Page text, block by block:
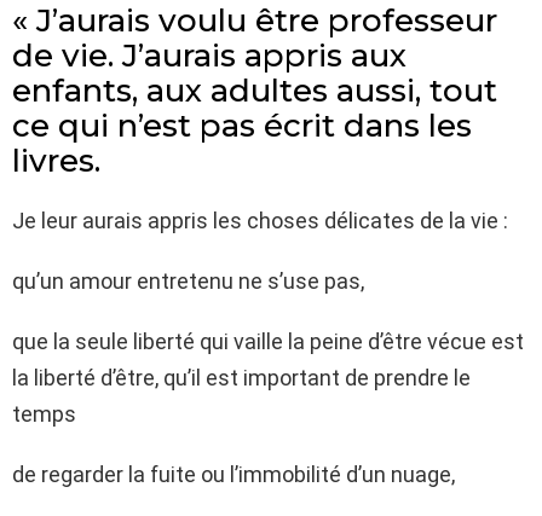
« J’aurais voulu être professeur
de vie. J’aurais appris aux
enfants, aux adultes aussi, tout
ce qui n’est pas écrit dans les
livres.
Je leur aurais appris les choses délicates de la vie :
qu’un amour entretenu ne s’use pas,
que la seule liberté qui vaille la peine d’être vécue est
la liberté d’être, qu’il est important de prendre le
temps
de regarder la fuite ou l’immobilité d’un nuage,